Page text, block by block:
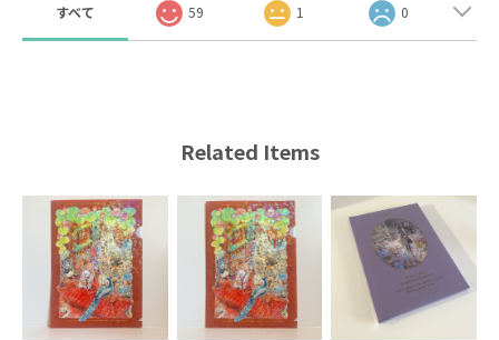
すべて 59 1 0
Related Items